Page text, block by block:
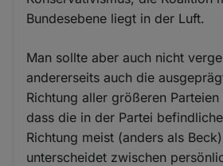
Bundesebene liegt in der Luft.
Man sollte aber auch nicht
andererseits auch die
Richtung aller größeren
dass die in der Partei
Richtung meist (anders als
unterscheidet zwischen